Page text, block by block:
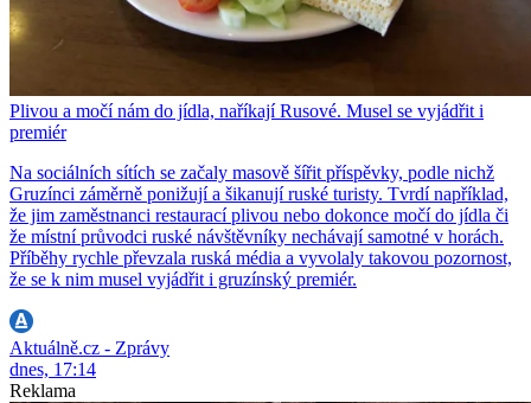
Plivou a močí nám do jídla, naříkají Rusové. Musel se vyjádřit i
premiér
Na sociálních sítích se začaly masově šířit příspěvky, podle nichž
Gruzínci záměrně ponižují a šikanují ruské turisty. Tvrdí například,
že jim zaměstnanci restaurací plivou nebo dokonce močí do jídla či
že místní průvodci ruské návštěvníky nechávají samotné v horách.
Příběhy rychle převzala ruská média a vyvolaly takovou pozornost,
že se k nim musel vyjádřit i gruzínský premiér.
Aktuálně.cz - Zprávy
dnes, 17:14
Reklama